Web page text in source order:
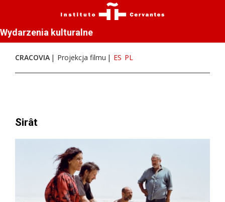
Wydarzenia kulturalne
CRACOVIA Projekcja filmu ES PL
Sirât